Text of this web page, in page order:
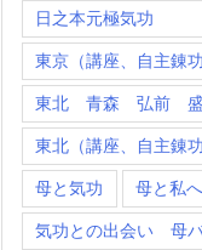
日之本元極気功
東京（講座、自主錬
東北 青森 弘前
東北（講座、自主錬
母と気功 母と私
気功との出会い 母